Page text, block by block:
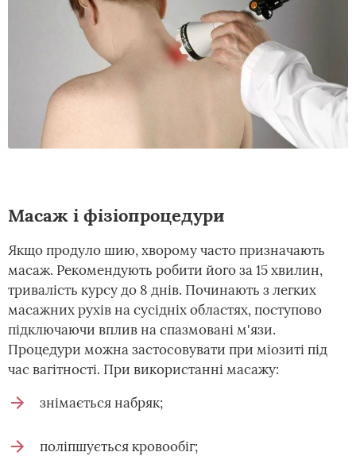
Масаж і фізіопроцедури
Якщо продуло шию, хворому часто призначають
масаж. Рекомендують робити його за 15 хвилин,
тривалість курсу до 8 днів. Починають з легких
масажних рухів на сусідніх областях, поступово
підключаючи вплив на спазмовані м'язи.
Процедури можна застосовувати при міозиті під
час вагітності. При використанні масажу:
знімається набряк;
поліпшується кровообіг;